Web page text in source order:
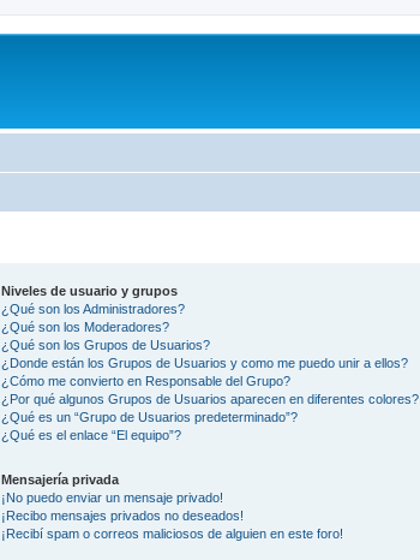
Niveles de usuario y grupos
¿Qué son los Administradores?
¿Qué son los Moderadores?
¿Qué son los Grupos de Usuarios?
¿Donde están los Grupos de Usuarios y como me puedo unir a ellos?
¿Cómo me convierto en Responsable del Grupo?
¿Por qué algunos Grupos de Usuarios aparecen en diferentes colores?
¿Qué es un “Grupo de Usuarios predeterminado”?
¿Qué es el enlace “El equipo”?
Mensajería privada
¡No puedo enviar un mensaje privado!
¡Recibo mensajes privados no deseados!
¡Recibí spam o correos maliciosos de alguien en este foro!